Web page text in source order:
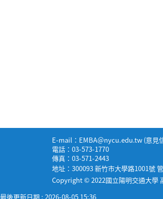
E-mail：EMBA＠nycu.edu.tw (意見
電話：03-573-1770
傳真：03-571-2443
地址：300093 新竹市大學路1001號
Copyright © 2022國立陽明交通大學
最後更新日期 : 2026-08-05 15:36